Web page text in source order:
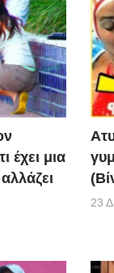
έχει μια
23